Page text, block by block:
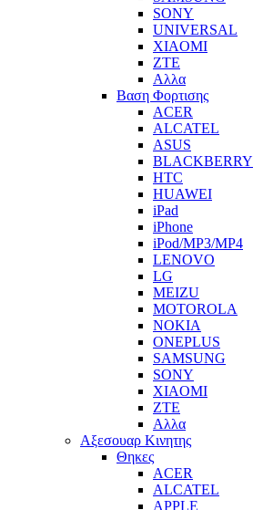
SONY
UNIVERSAL
XIAOMI
ZTE
Αλλα
Βαση Φορτισης
ACER
ALCATEL
ASUS
BLACKBERRY
HTC
HUAWEI
iPad
iPhone
iPod/MP3/MP4
LENOVO
LG
MEIZU
MOTOROLA
NOKIA
ONEPLUS
SAMSUNG
SONY
XIAOMI
ZTE
Αλλα
Αξεσουαρ Κινητης
Θηκες
ACER
ALCATEL
APPLE